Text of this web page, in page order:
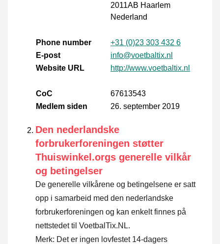
2011AB Haarlem
Nederland
Phone number
+31 (0)23 303 432 6
E-post
info@voetbaltix.nl
Website URL
http://www.voetbaltix.nl
CoC
67613543
Medlem siden
26. september 2019
Den nederlandske
forbrukerforeningen støtter
Thuiswinkel.orgs generelle vilkår
og betingelser
De generelle vilkårene og betingelsene er satt
opp i samarbeid med den nederlandske
forbrukerforeningen og kan enkelt finnes på
nettstedet til VoetbalTix.NL.
Merk: Det er ingen lovfestet 14-dagers